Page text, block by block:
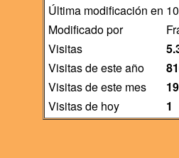
Última modificación en
Modificado por
Visitas
Visitas de este año
Visitas de este mes
19
Visitas de hoy
1